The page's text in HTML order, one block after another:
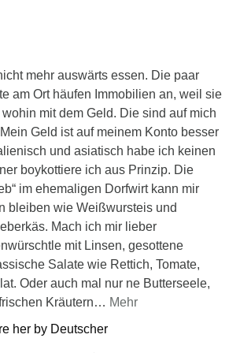
mehr auswärts essen. Die paar
am Ort häufen Immobilien an, weil sie
mit dem Geld. Die sind auf mich
Geld ist auf meinem Konto besser
und asiatisch habe ich keinen
boykottiere ich aus Prinzip. Die
im ehemaligen Dorfwirt kann mir
bleiben wie Weißwursteis und
Mach ich mir lieber
mit Linsen, gesottene
Salate wie Rettich, Tomate,
Oder auch mal nur ne Butterseele,
Kräutern… Mehr
her by Deutscher